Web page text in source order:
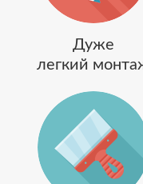
Дуже
легкий